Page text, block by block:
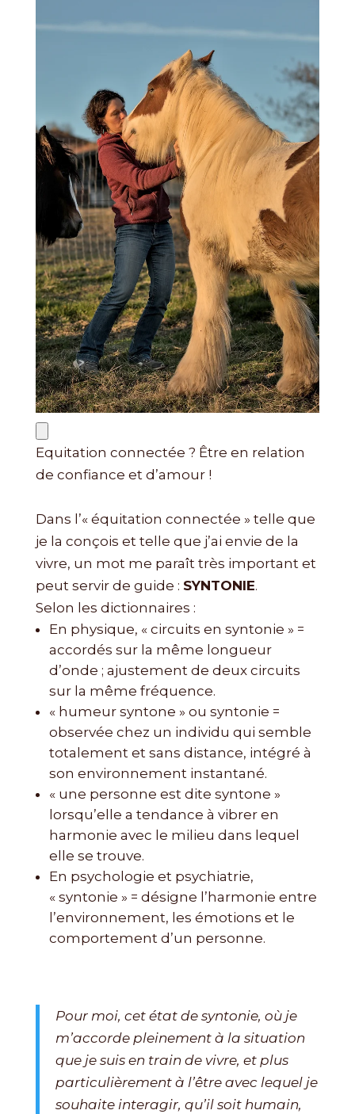
Equitation connectée ? Être en relation
de confiance et d’amour !
Dans l’« équitation connectée » telle que
je la conçois et telle que j’ai envie de la
vivre, un mot me paraît très important et
peut servir de guide : SYNTONIE.
Selon les dictionnaires :
En physique, « circuits en syntonie » =
accordés sur la même longueur
d’onde ; ajustement de deux circuits
sur la même fréquence.
« humeur syntone » ou syntonie =
observée chez un individu qui semble
totalement et sans distance, intégré à
son environnement instantané.
« une personne est dite syntone »
lorsqu’elle a tendance à vibrer en
harmonie avec le milieu dans lequel
elle se trouve.
En psychologie et psychiatrie,
« syntonie » = désigne l’harmonie entre
l’environnement, les émotions et le
comportement d’un personne.
Pour moi, cet état de syntonie, où je
m’accorde pleinement à la situation
que je suis en train de vivre, et plus
particulièrement à l’être avec lequel je
souhaite interagir, qu’il soit humain,